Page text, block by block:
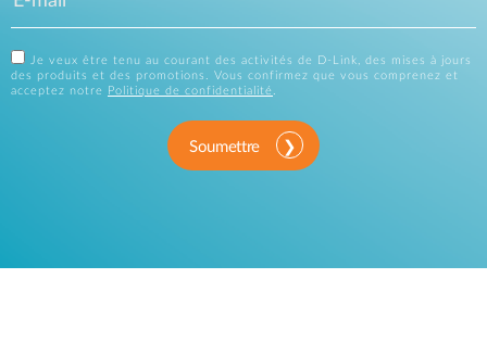
Je veux être tenu au courant des activités de D-Link, des mises à jours
des produits et des promotions. Vous confirmez que vous comprenez et
acceptez notre
Politique de confidentialité.
Soumettre